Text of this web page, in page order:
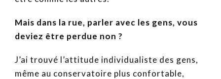
Mais dans la rue, parler avec les gens, vous
deviez être perdue non ?
J’ai trouvé l’attitude individualiste des gens,
même au conservatoire plus confortable,